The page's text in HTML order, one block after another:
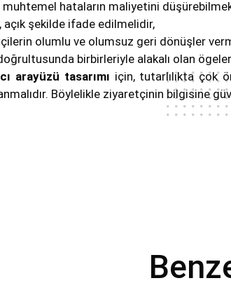
muhtemel hataların maliyetini
açık şekilde ifade edilmelidir,
olumlu ve olumsuz geri dönüşler
birbirleriyle alakalı olan
arayüzü tasarımı için, tutarlılıkta çok
Böylelikle ziyaretçinin bilgisine